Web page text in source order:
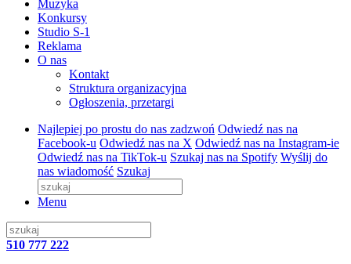
Muzyka
Konkursy
Studio S-1
Reklama
O nas
Kontakt
Struktura organizacyjna
Ogłoszenia, przetargi
Najlepiej po prostu do nas zadzwoń Odwiedź nas na
Facebook-u Odwiedź nas na X Odwiedź nas na Instagram-ie
Odwiedź nas na TikTok-u Szukaj nas na Spotify Wyślij do
nas wiadomość Szukaj
Menu
510 777 222